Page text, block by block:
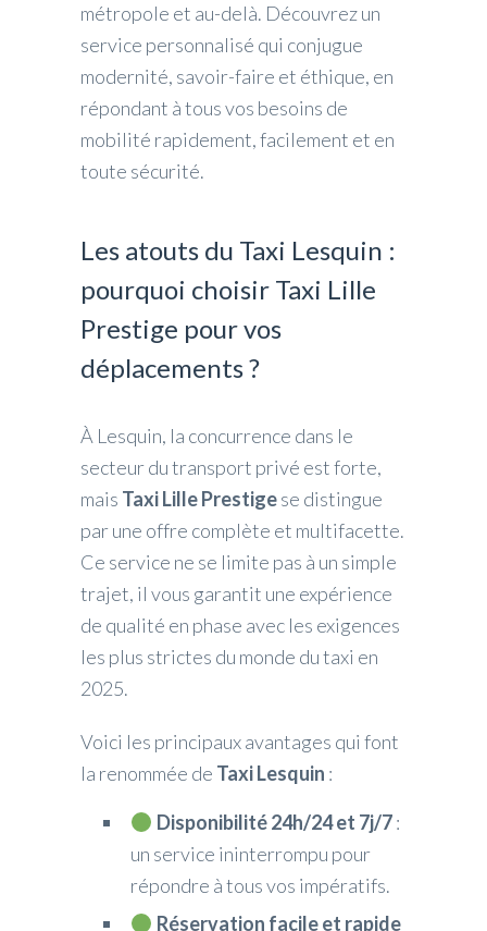
métropole et au-delà. Découvrez un
service personnalisé qui conjugue
modernité, savoir-faire et éthique, en
répondant à tous vos besoins de
mobilité rapidement, facilement et en
toute sécurité.
Les atouts du Taxi Lesquin :
pourquoi choisir Taxi Lille
Prestige pour vos
déplacements ?
À Lesquin, la concurrence dans le
secteur du transport privé est forte,
mais Taxi Lille Prestigese distingue
par une offre complète et multifacette.
Ce service ne se limite pas à un simple
trajet, il vous garantit une expérience
de qualité en phase avec les exigences
les plus strictes du monde du taxi en
2025.
Voici les principaux avantages qui font
la renommée de Taxi Lesquin :
Disponibilité 24h/24 et 7j/7:
un service ininterrompu pour
répondre à tous vos impératifs.
Réservation facile et rapide